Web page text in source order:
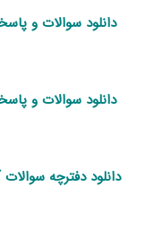
دانلود سوالات و
دانلود دفترچه